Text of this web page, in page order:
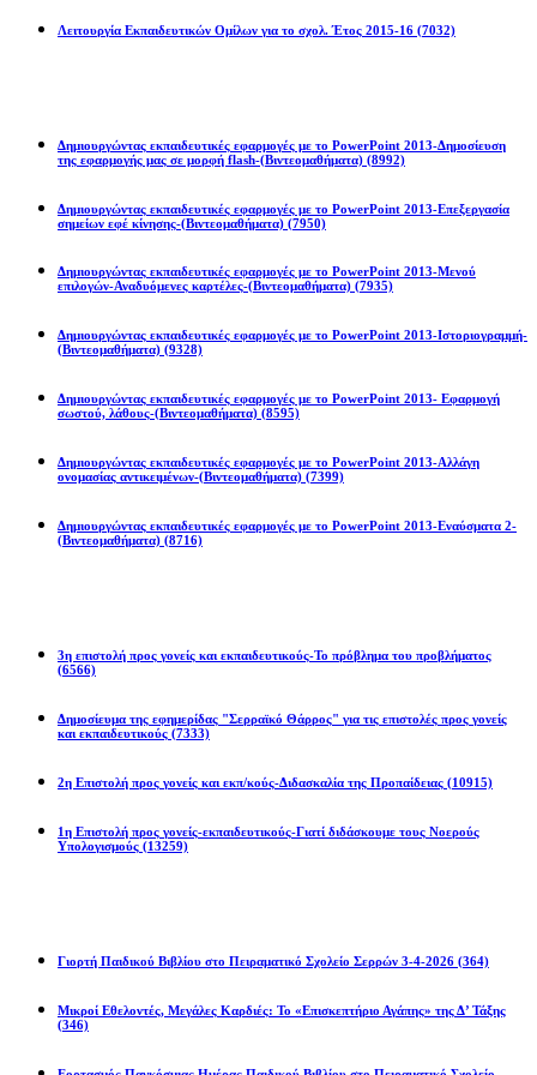
Λειτουργία Εκπαιδευτικών Ομίλων για το σχολ. Έτος 2015-16 (7032)
Δημιουργώντας εκπαιδευτικές εφαρμογές με το PowerPoint 2013-Δημοσίευση
της εφαρμογής μας σε μορφή flash-(Βιντεομαθήματα) (8992)
Δημιουργώντας εκπαιδευτικές εφαρμογές με το PowerPoint 2013-Επεξεργασία
σημείων εφέ κίνησης-(Βιντεομαθήματα) (7950)
Δημιουργώντας εκπαιδευτικές εφαρμογές με το PowerPoint 2013-Μενού
επιλογών-Αναδυόμενες καρτέλες-(Βιντεομαθήματα) (7935)
Δημιουργώντας εκπαιδευτικές εφαρμογές με το PowerPoint 2013-Ιστοριογραμμή-
(Βιντεομαθήματα) (9328)
Δημιουργώντας εκπαιδευτικές εφαρμογές με το PowerPoint 2013- Εφαρμογή
σωστού, λάθους-(Βιντεομαθήματα) (8595)
Δημιουργώντας εκπαιδευτικές εφαρμογές με το PowerPoint 2013-Αλλάγη
ονομασίας αντικειμένων-(Βιντεομαθήματα) (7399)
Δημιουργώντας εκπαιδευτικές εφαρμογές με το PowerPoint 2013-Εναύσματα 2-
(Βιντεομαθήματα) (8716)
3η επιστολή προς γονείς και εκπαιδευτικούς-Το πρόβλημα του προβλήματος
(6566)
Δημοσίευμα της εφημερίδας "Σερραϊκό Θάρρος" για τις επιστολές προς γονείς
και εκπαιδευτικούς (7333)
2η Eπιστολή προς γονείς και εκπ/κούς-Διδασκαλία της Προπαίδειας (10915)
1η Επιστολή προς γονείς-εκπαιδευτικούς-Γιατί διδάσκουμε τους Νοερούς
Υπολογισμούς (13259)
Γιορτή Παιδικού Βιβλίου στο Πειραματικό Σχολείο Σερρών 3-4-2026 (364)
Μικροί Εθελοντές, Μεγάλες Καρδιές: Το «Επισκεπτήριο Αγάπης» της Δ’ Τάξης
(346)